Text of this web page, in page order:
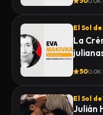
El Sol
La
500.0K
El Sol
Julián